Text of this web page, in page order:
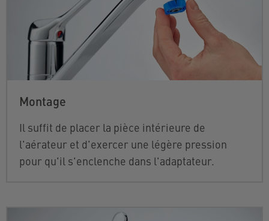
Montage
Il suffit de placer la pièce intérieure de
l'aérateur et d'exercer une légère pression
pour qu'il s'enclenche dans l'adaptateur.